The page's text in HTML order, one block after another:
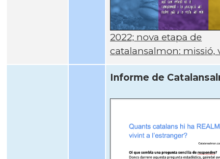
2022; nova etapa de
catalansalmon: missió,
Informe de